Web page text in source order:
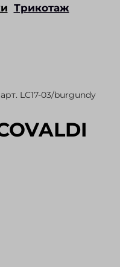
Трикотаж
арт. LC17-03/burgundy